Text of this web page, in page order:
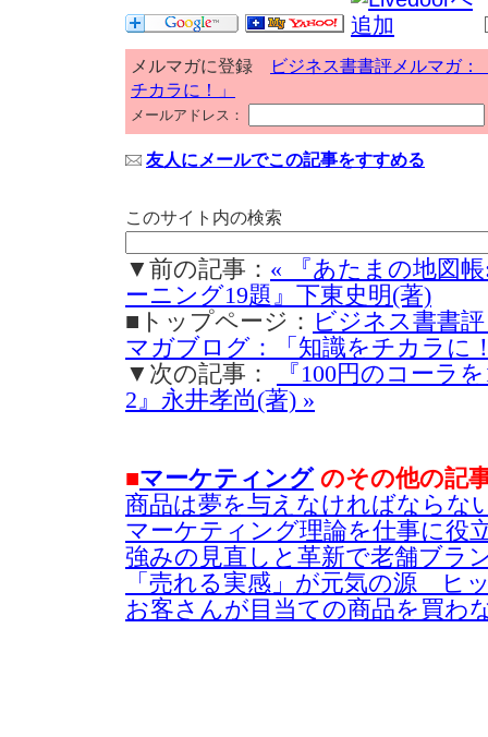
メルマガに登録
ビジネス書書評メルマガ：
チカラに！」
メールアドレス：
友人にメールでこの記事をすすめる
このサイト内の検索
▼前の記事： « 『あたまの地図
ーニング19題』下東史明(著)
■トップページ： ビジネス書書
マガブログ：「知識をチカラに
▼次の記事：
『100円のコーラ
2』永井孝尚(著) »
■マーケティングのその他の記
商品は夢を与えなければならな
マーケティング理論を仕事に役
強みの見直しと革新で老舗ブラ
「売れる実感」が元気の源 ヒ
お客さんが目当ての商品を買わ